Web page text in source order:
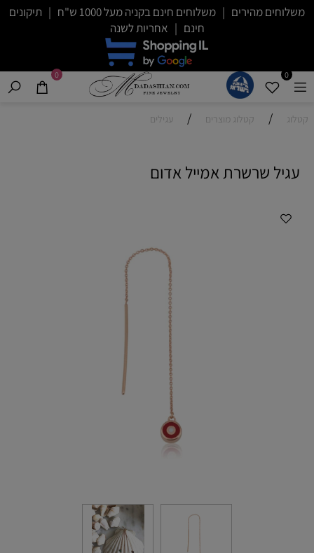
משלוחים מהירים | משלוחים חינם בקניה מעל 1000 ש"ח | תיקונים
חינם | אחריות לשנה
0
0
קטלוג / קטלוג מוצרים / עגילים
עגיל שרשרת אמייל אדום